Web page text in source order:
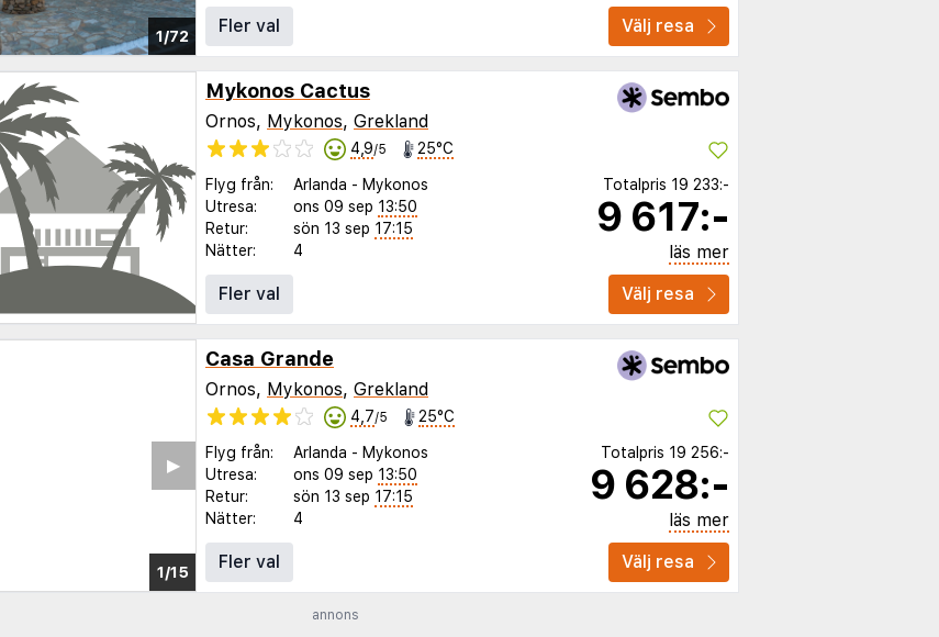
1/72
Fler val
Välj resa
Mykonos Cactus
Ornos, Mykonos, Grekland
4,9/5 25°C
Flyg från: Arlanda - Mykonos
Utresa:
ons 09 sep 13:50
Retur:
sön 13 sep 17:15
Nätter:
4
Totalpris 19 233:-
9 617:-
läs mer
Fler val
Välj resa
1/11
▶︎
Casa Grande
Ornos, Mykonos, Grekland
4,7/5 25°C
Flyg från: Arlanda - Mykonos
Utresa:
ons 09 sep 13:50
Retur:
sön 13 sep 17:15
Nätter:
4
Totalpris 19 256:-
9 628:-
läs mer
Fler val
Välj resa
annons